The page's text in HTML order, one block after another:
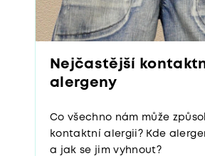
Nejčastější
alergeny
Co všechno nám může
kontaktní alergii? Kde
a jak se jim vyhnout?